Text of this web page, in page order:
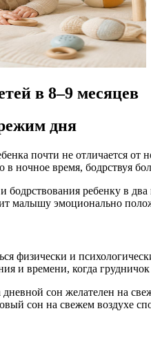
в 8–9 месяцев
дня
почти не отличается
в ночное время, бодрствуя
бодрствования ребенку в
малышу эмоционально
физически и
и времени, когда
сон желателен на
сон на свежем воздухе